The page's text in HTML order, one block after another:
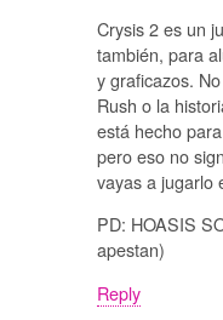
Crysis 2 es un
también, para
y graficazos.
Rush o la
está hecho
pero eso no
vayas a jugarlo
PD: HOASIS
apestan)
Reply